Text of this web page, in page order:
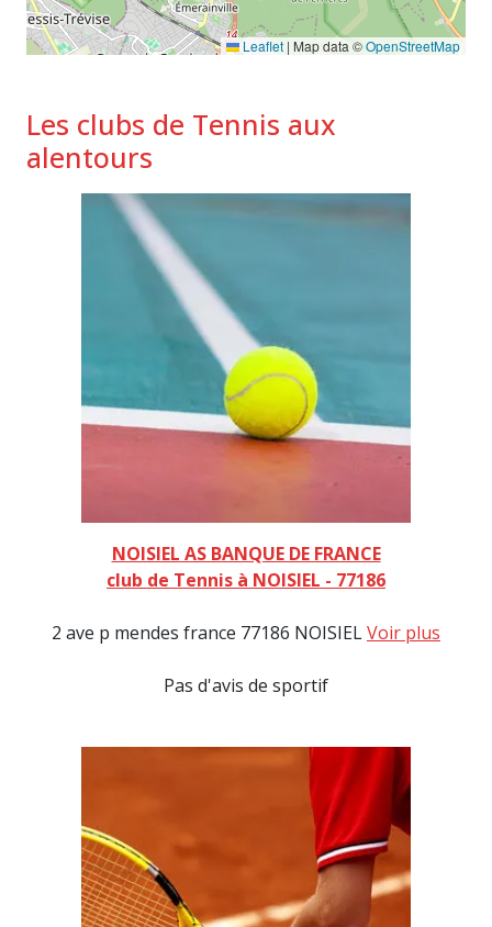
Leaflet | Map data ©OpenStreetMap
Les clubs de Tennis aux
alentours
NOISIEL AS BANQUE DE FRANCE
club de Tennis à NOISIEL - 77186
2 ave p mendes france 77186 NOISIELVoir plus
Pas d'avis de sportif